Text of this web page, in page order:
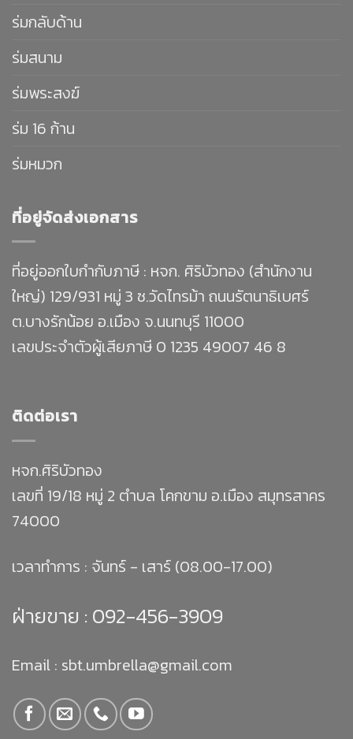
ร่มกลับด้าน
ร่มสนาม
ร่มพระสงฆ์
ร่ม 16 ก้าน
ร่มหมวก
ที่อยู่จัดส่งเอกสาร
ที่อยู่ออกใบกำกับภาษี : หจก. ศิริบัวทอง (สำนักงาน
ใหญ่) 129/931 หมู่ 3 ซ.วัดไทรม้า ถนนรัตนาธิเบศร์
ต.บางรักน้อย อ.เมือง จ.นนทบุรี 11000
เลขประจำตัวผู้เสียภาษี 0 1235 49007 46 8
ติดต่อเรา
หจก.ศิริบัวทอง
เลขที่ 19/18 หมู่ 2 ตำบล โคกขาม อ.เมือง สมุทรสาคร
74000
เวลาทำการ : จันทร์ - เสาร์ (08.00-17.00)
ฝ่ายขาย : 092-456-3909
Email : sbt.umbrella@gmail.com